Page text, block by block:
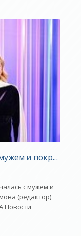
и
с мужем и
(редактор)
Новости